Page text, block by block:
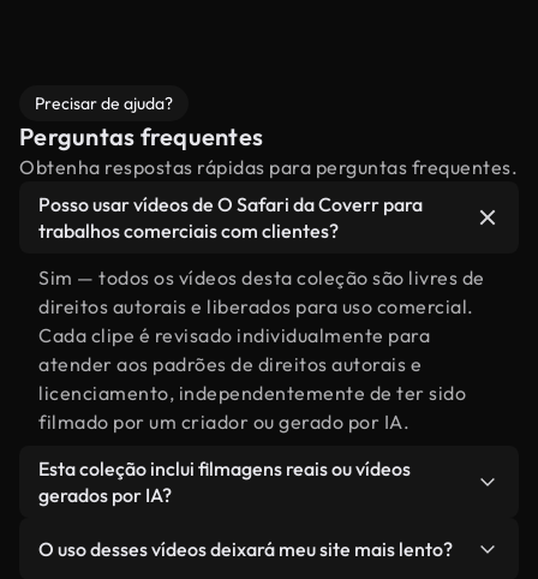
Precisar de ajuda?
Perguntas frequentes
Obtenha respostas rápidas para perguntas frequentes.
Posso usar vídeos de O Safari da Coverr para
trabalhos comerciais com clientes?
Sim — todos os vídeos desta coleção são livres de
direitos autorais e liberados para uso comercial.
Cada clipe é revisado individualmente para
atender aos padrões de direitos autorais e
licenciamento, independentemente de ter sido
filmado por um criador ou gerado por IA.
Esta coleção inclui filmagens reais ou vídeos
gerados por IA?
por filmagens reais, feitas por humanos,
O uso desses vídeos deixará meu site mais lento?